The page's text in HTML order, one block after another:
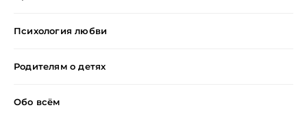
Психология любви
Родителям о детях
Обо всём